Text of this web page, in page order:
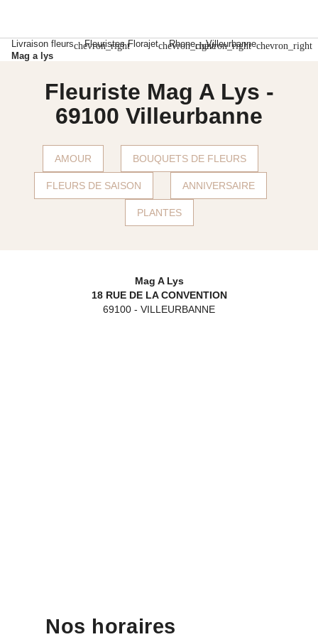
Livraison fleurschevron_right
Fleuristes Florajetchevron_right
Rhonechevron_right
Villeurbannechevron_right
Mag a lys
Fleuriste Mag A Lys -
69100 Villeurbanne
AMOUR BOUQUETS DE FLEURS
FLEURS DE SAISON ANNIVERSAIRE
PLANTES
Mag A Lys
18 RUE DE LA CONVENTION
69100 - VILLEURBANNE
Nos horaires